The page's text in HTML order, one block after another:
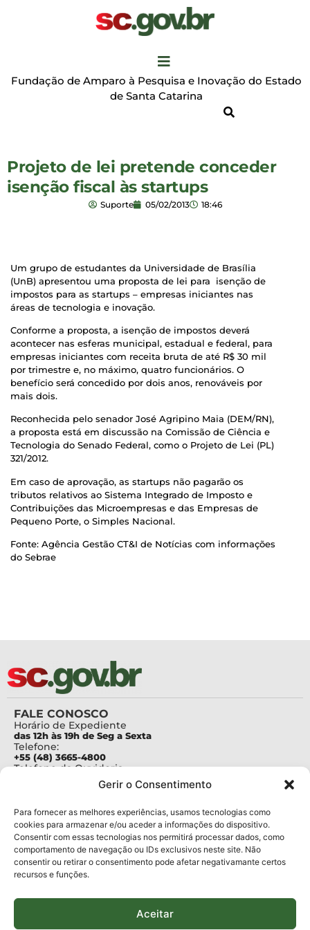
Gerir o Consentimento
Para fornecer as melhores experiências, usamos tecnologias como
cookies para armazenar e/ou aceder a informações do dispositivo.
Consentir com essas tecnologias nos permitirá processar dados, como
comportamento de navegação ou IDs exclusivos neste site. Não
consentir ou retirar o consentimento pode afetar negativamante certos
recursos e funções.
Aceitar
Fundação de Amparo à Pesquisa e Inovação do Estado
de Santa Catarina
Projeto de lei pretende conceder
isenção fiscal às startups
Suporte 05/02/2013 18:46
Um grupo de estudantes da Universidade de Brasília
(UnB) apresentou uma proposta de lei para isenção de
impostos para as startups – empresas iniciantes nas
áreas de tecnologia e inovação.
Conforme a proposta, a isenção de impostos deverá
acontecer nas esferas municipal, estadual e federal, para
empresas iniciantes com receita bruta de até R$ 30 mil
por trimestre e, no máximo, quatro funcionários. O
benefício será concedido por dois anos, renováveis por
mais dois.
Reconhecida pelo senador José Agripino Maia (DEM/RN),
a proposta está em discussão na Comissão de Ciência e
Tecnologia do Senado Federal, como o Projeto de Lei (PL)
321/2012.
Em caso de aprovação, as startups não pagarão os
tributos relativos ao Sistema Integrado de Imposto e
Contribuições das Microempresas e das Empresas de
Pequeno Porte, o Simples Nacional.
Fonte: Agência Gestão CT&I de Notícias com informações
do Sebrae
FALE CONOSCO
Horário de Expediente
das 12h às 19h de Seg a Sexta
Telefone:
+55 (48) 3665-4800
Telefone da Ouvidoria
Para assuntos relacionados à Pesquisa
pesquisa@fapesc.sc.gov.br
Para assuntos relacionados à Inovação
inovacao@fapesc.sc.gov.br
Para assuntos relacionados à Bolsas
bolsas@fapesc.sc.gov.br
Para assuntos relacionados à Prestação de Contas
Para assuntos relacionados à Plataforma
plataforma@fapesc.sc.gov.br